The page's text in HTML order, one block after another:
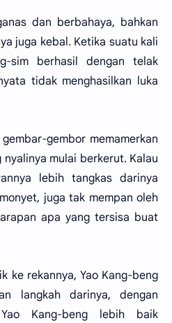
dan berbahaya, bahkan
juga kebal. Ketika suatu kali
sim berhasil dengan telak
tidak menghasilkan luka
gembor memamerkan
mulai berkerut. Kalau
lebih tangkas darinya
juga tak mempan oleh
apa yang tersisa buat
ke rekannya, Yao Kang-beng
langkah darinya, dengan
Kang-beng lebih baik